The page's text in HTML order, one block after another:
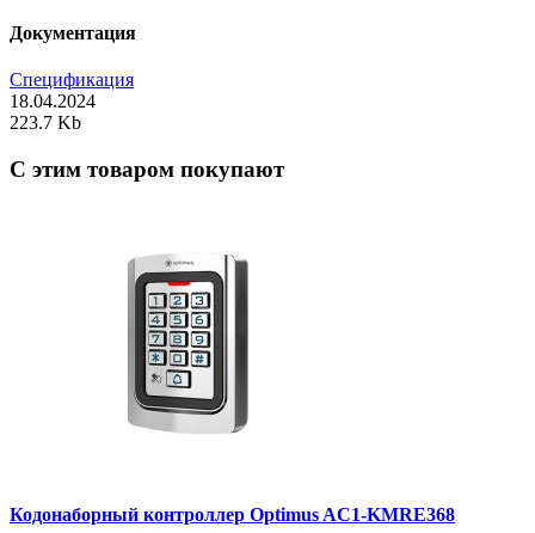
Документация
Спецификация
18.04.2024
223.7 Kb
C этим товаром покупают
Кодонаборный контроллер Optimus AC1-KMRE368